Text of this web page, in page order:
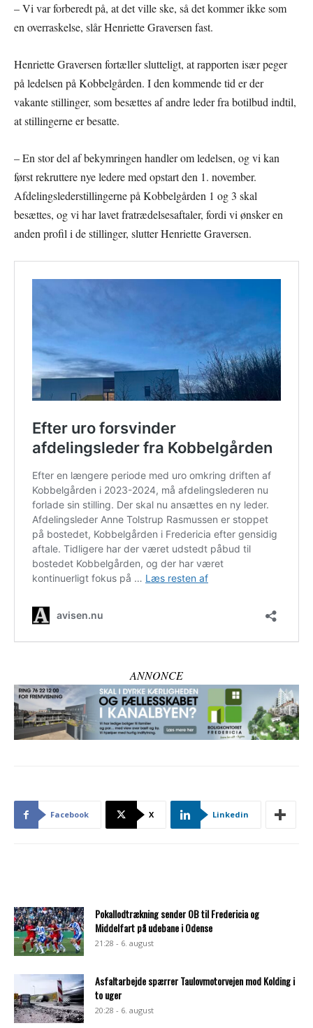
– Vi var forberedt på, at det ville ske, så det kommer ikke som
en overraskelse, slår Henriette Graversen fast.
Henriette Graversen fortæller slutteligt, at rapporten især peger
på ledelsen på Kobbelgården. I den kommende tid er der
vakante stillinger, som besættes af andre leder fra botilbud indtil,
at stillingerne er besatte.
– En stor del af bekymringen handler om ledelsen, og vi kan
først rekruttere nye ledere med opstart den 1. november.
Afdelingslederstillingerne på Kobbelgården 1 og 3 skal
besættes, og vi har lavet fratrædelsesaftaler, fordi vi ønsker en
anden profil i de stillinger, slutter Henriette Graversen.
ANNONCE
Facebook X Linkedin
Pokallodtrækning sender OB til Fredericia og
Middelfart på udebane i Odense
21:28 - 6. august
Asfaltarbejde spærrer Taulovmotorvejen mod Kolding i
to uger
20:28 - 6. august